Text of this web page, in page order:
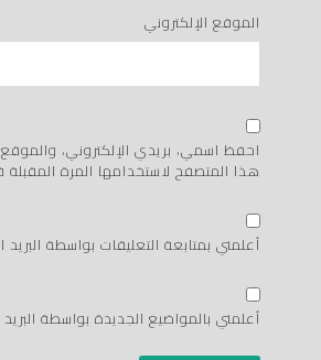
الموقع الإلكتروني
احفظ اسمي، بريدي الإلكتروني،
هذا المتصفح لاستخدامها المرة
أعلمني بمتابعة التعليقات بواسطة البريد
أعلمني بالمواضيع الجديدة بواسطة البريد